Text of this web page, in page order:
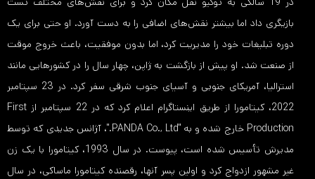
بازیگری داد اما بیشتر نقش‌های اضافی را به دست آورد. او حتی برای یک
دوره تبلیغات خود را مدیریت کرد، اما بدون موفقیت، باعث خروج موقت
از صنعت شد. او پیش از بازگشت به ژاپن، چهار سال را در کشورهایی مانند
استرالیا، آمریکای جنوبی و آسیای جنوب شرقی سفر کرد. در 23 سپتامبر
2022، کیتامورا از طریق اینستاگرام اعلام کرد که در 22 سپتامبر از First
Production خارج شده و به "PANDA Co., Ltd."، آژانس جدیدی که توسط
مدیرش تأسیس شده است، پیوست. در سال 1993، کیتامورا با یک زن
غیر مشهور ازدواج کرد و اولین پسر آنها، رقصنده کیتامورا ماساکی، در سال